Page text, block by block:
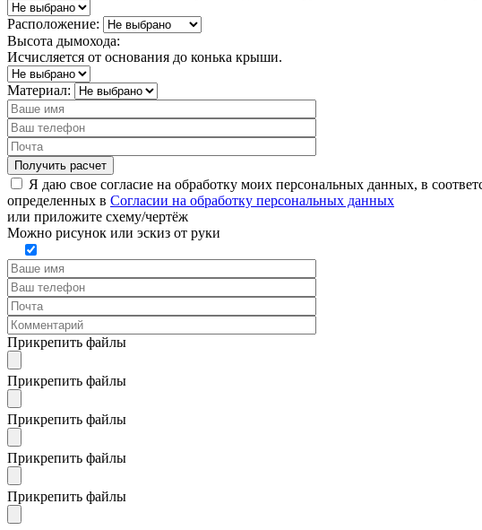
Расположение:
Высота дымохода:
Исчисляется от основания до конька крыши.
Материал:
Я даю свое согласие на обработку моих персональных данных, в
определенных в Согласии на обработку персональных данных
или приложите схему/чертёж
Можно рисунок или эскиз от руки
Прикрепить файлы
Прикрепить файлы
Прикрепить файлы
Прикрепить файлы
Прикрепить файлы